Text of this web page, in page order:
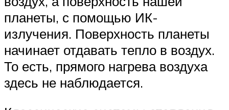
планеты, с помощью ИК-
излучения. Поверхность планеты
начинает отдавать тепло в воздух.
То есть, прямого нагрева воздуха
здесь не наблюдается.